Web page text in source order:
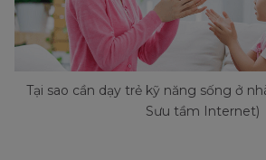
Tại sao cần dạy trẻ kỹ năng sống ở
Sưu tầm Internet)